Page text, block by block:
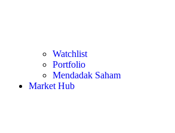
Watchlist
Portfolio
Mendadak Saham
Market Hub